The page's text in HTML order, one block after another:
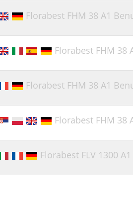
Florabest FHM 38 A1
Florabest FHM 38
Florabest FHM 38 A1
Florabest FHM 38
Florabest FLV 1300